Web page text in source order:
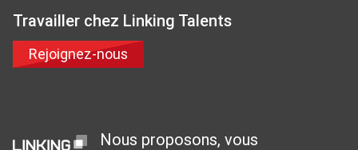
Travailler chez Linking Talents
Rejoignez-nous
Nous proposons, vous